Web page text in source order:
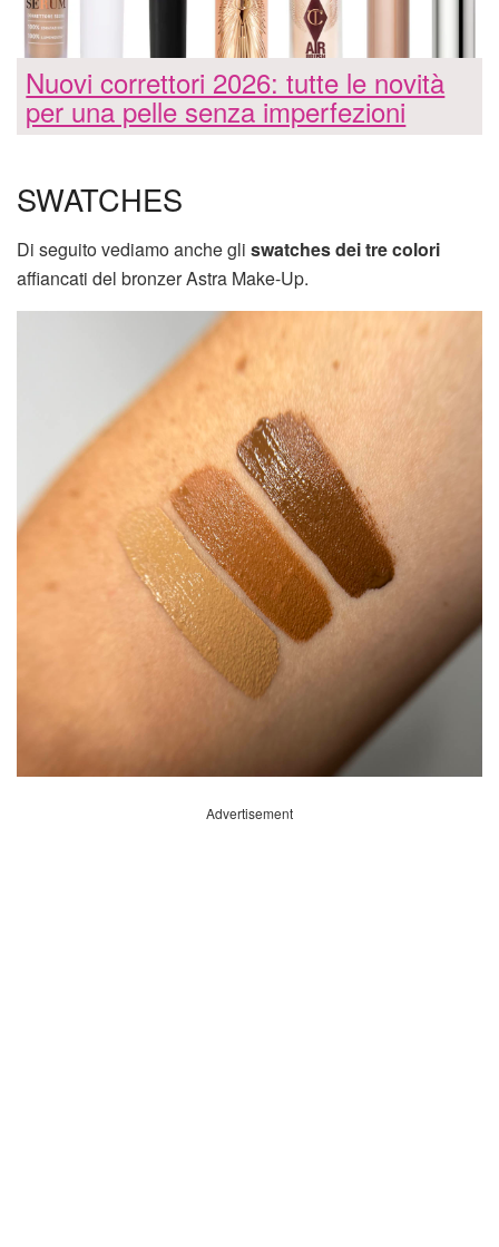
Nuovi correttori 2026: tutte le novità
per una pelle senza imperfezioni
SWATCHES
Di seguito vediamo anche gli swatches dei tre colori
affiancati del bronzer Astra Make-Up.
Advertisement